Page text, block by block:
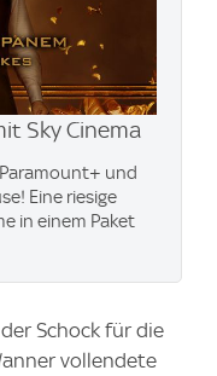
Sky Cinema
und
Eine riesige
in einem Paket
Schock für die
vollendete